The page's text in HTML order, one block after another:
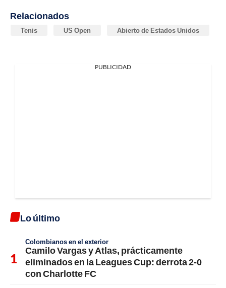
Relacionados
Tenis US Open Abierto de Estados Unidos
PUBLICIDAD
Lo último
Colombianos en el exterior
Camilo Vargas y Atlas, prácticamente
eliminados en la Leagues Cup: derrota 2-0
con Charlotte FC